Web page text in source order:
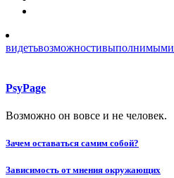
видетьвозможностивыполнимыми
PsyPage
Возможно он вовсе и не человек.
Навигация
по
Зачем оставаться самим собой?
Зависимость от мнения окружающих